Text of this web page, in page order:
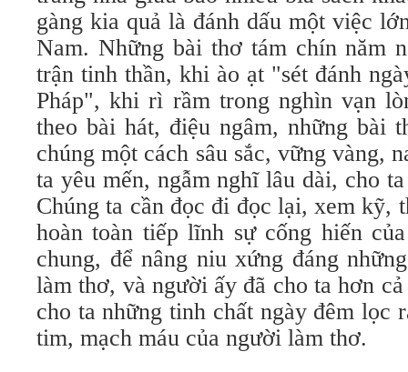
gàng kia quả là đánh dấu một việc
Nam. Những bài thơ tám chín năm
trận tinh thần, khi ào ạt "sét đánh
Pháp", khi rì rầm trong nghìn vạn
theo bài hát, điệu ngâm, những bài
chúng một cách sâu sắc, vững vàng,
ta yêu mến, ngẫm nghĩ lâu dài, cho
Chúng ta cần đọc đi đọc lại, xem kỹ,
hoàn toàn tiếp lĩnh sự cống hiến
chung, để nâng niu xứng đáng
làm thơ, và người ấy đã cho ta hơn
cho ta những tinh chất ngày đêm lọc
tim, mạch máu của người làm thơ.